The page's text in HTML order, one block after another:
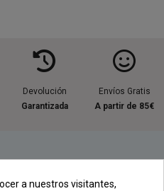
Devolución
Garantizada
Envíos Gratis
A partir de 85€
a nuestros visitantes,